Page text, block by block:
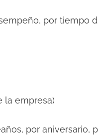
por tiempo
empresa)
por aniversario,